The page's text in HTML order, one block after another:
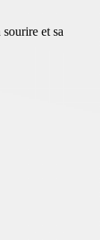
et sa